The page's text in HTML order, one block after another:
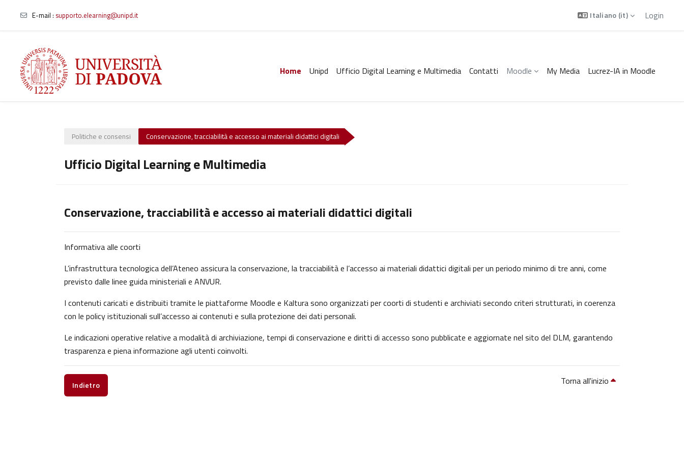
Vai al contenuto principale
E-mail : supporto.elearning@unipd.it Italiano ‎(it)‎ Login
Home Unipd Ufficio Digital Learning e Multimedia Contatti Moodle My Media Lucrez-IA in Moodle
Politiche e consensi Conservazione, tracciabilità e accesso ai materiali didattici digitali
Ufficio Digital Learning e Multimedia
Conservazione, tracciabilità e accesso ai materiali didattici digitali
Informativa alle coorti
L’infrastruttura tecnologica dell’Ateneo assicura la conservazione, la tracciabilità e l’accesso ai materiali didattici digitali per un periodo minimo di tre anni, come
previsto dalle linee guida ministeriali e ANVUR.
I contenuti caricati e distribuiti tramite le piattaforme Moodle e Kaltura sono organizzati per coorti di studenti e archiviati secondo criteri strutturati, in coerenza
con le policy istituzionali sull’accesso ai contenuti e sulla protezione dei dati personali.
Le indicazioni operative relative a modalità di archiviazione, tempi di conservazione e diritti di accesso sono pubblicate e aggiornate nel sito del DLM, garantendo
trasparenza e piena informazione agli utenti coinvolti.
Indietro Torna all'inizio